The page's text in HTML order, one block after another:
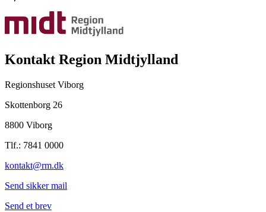
Kontakt Region Midtjylland
Regionshuset Viborg
Skottenborg 26
8800 Viborg
Tlf.: 7841 0000
kontakt@rm.dk
Send sikker mail
Send et brev